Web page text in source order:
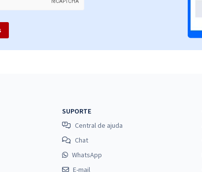
SUPORTE
Central de ajuda
Chat
WhatsApp
E-mail